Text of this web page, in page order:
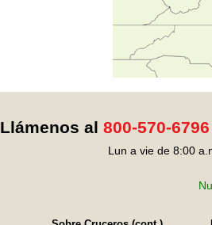
Llámenos al 800-570-6796
Lun a vie de 8:00